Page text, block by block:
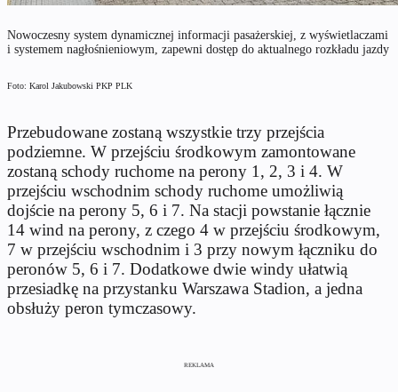
Nowoczesny system dynamicznej informacji pasażerskiej, z wyświetlaczami
i systemem nagłośnieniowym, zapewni dostęp do aktualnego rozkładu jazdy
Foto: Karol Jakubowski PKP PLK
Przebudowane zostaną wszystkie trzy przejścia
podziemne. W przejściu środkowym zamontowane
zostaną schody ruchome na perony 1, 2, 3 i 4. W
przejściu wschodnim schody ruchome umożliwią
dojście na perony 5, 6 i 7. Na stacji powstanie łącznie
14 wind na perony, z czego 4 w przejściu środkowym,
7 w przejściu wschodnim i 3 przy nowym łączniku do
peronów 5, 6 i 7. Dodatkowe dwie windy ułatwią
przesiadkę na przystanku Warszawa Stadion, a jedna
obsłuży peron tymczasowy.
REKLAMA